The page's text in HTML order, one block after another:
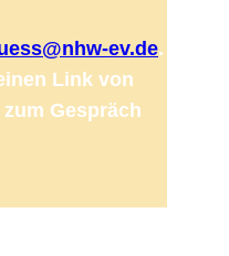
ev.de.
Link von
Gespräch